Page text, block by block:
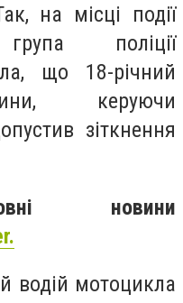
на місці події
група поліції
що 18-річний
керуючи
зіткнення
новини
водій мотоцикла